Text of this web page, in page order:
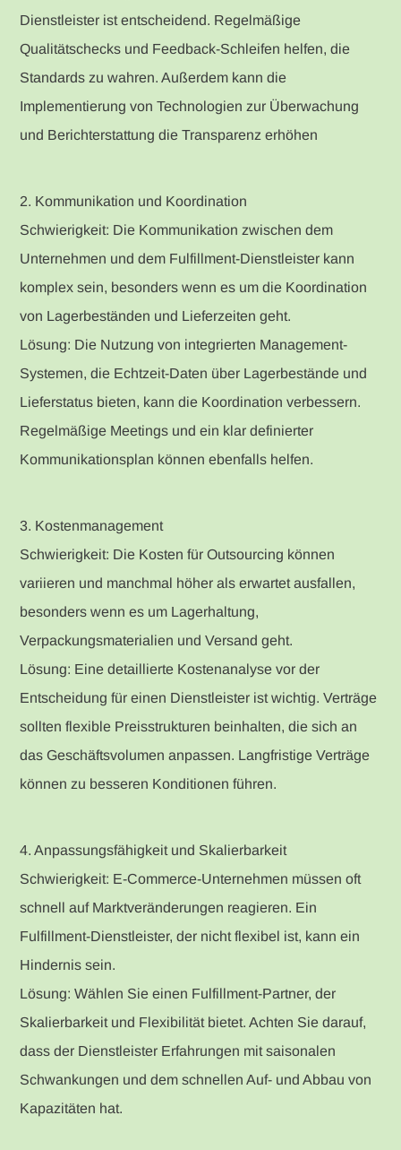
Dienstleister ist entscheidend. Regelmäßige
Qualitätschecks und Feedback-Schleifen helfen, die
Standards zu wahren. Außerdem kann die
Implementierung von Technologien zur Überwachung
und Berichterstattung die Transparenz erhöhen
2. Kommunikation und Koordination
Schwierigkeit: Die Kommunikation zwischen dem
Unternehmen und dem Fulfillment-Dienstleister kann
komplex sein, besonders wenn es um die Koordination
von Lagerbeständen und Lieferzeiten geht.
Lösung: Die Nutzung von integrierten Management-
Systemen, die Echtzeit-Daten über Lagerbestände und
Lieferstatus bieten, kann die Koordination verbessern.
Regelmäßige Meetings und ein klar definierter
Kommunikationsplan können ebenfalls helfen.
3. Kostenmanagement
Schwierigkeit: Die Kosten für Outsourcing können
variieren und manchmal höher als erwartet ausfallen,
besonders wenn es um Lagerhaltung,
Verpackungsmaterialien und Versand geht.
Lösung: Eine detaillierte Kostenanalyse vor der
Entscheidung für einen Dienstleister ist wichtig. Verträge
sollten flexible Preisstrukturen beinhalten, die sich an
das Geschäftsvolumen anpassen. Langfristige Verträge
können zu besseren Konditionen führen.
4. Anpassungsfähigkeit und Skalierbarkeit
Schwierigkeit: E-Commerce-Unternehmen müssen oft
schnell auf Marktveränderungen reagieren. Ein
Fulfillment-Dienstleister, der nicht flexibel ist, kann ein
Hindernis sein.
Lösung: Wählen Sie einen Fulfillment-Partner, der
Skalierbarkeit und Flexibilität bietet. Achten Sie darauf,
dass der Dienstleister Erfahrungen mit saisonalen
Schwankungen und dem schnellen Auf- und Abbau von
Kapazitäten hat.